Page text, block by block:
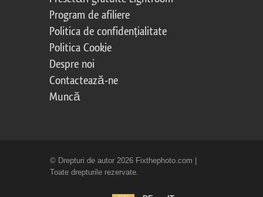
Program de afiliere
Politica de confidențialitate
Politica Cookie
Despre noi
Contactează-ne
Muncă
© Drepturi de autor 2026 Fixthephoto.com |
Toate drepturile rezervate.